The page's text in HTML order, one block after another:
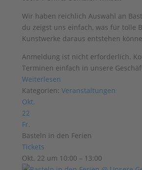
Wir haben reichlich Auswahl an
du zeigst uns einfach, was für tolle
Kunstwerke daraus entstehen
Anmeldung ist nicht erforderlich.
Terminen einfach in unsere
Weiterlesen
Kategorien: Veranstaltungen
Okt.
22
Fr.
Basteln in den Ferien
Tickets
Okt. 22 um 10:00 – 13:00